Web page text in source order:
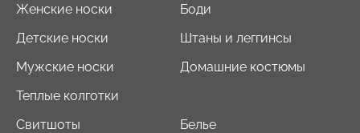
Женские носки
Детские носки
Мужские носки
Теплые колготки
Боди
Штаны и леггинсы
Домашние костюмы
Свитшоты
Белье